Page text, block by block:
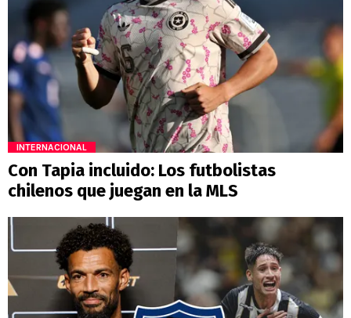
INTERNACIONAL
Con Tapia incluido: Los futbolistas
chilenos que juegan en la MLS